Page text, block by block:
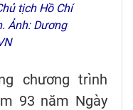
tịch Hồ Chí
Ảnh: Dương
chương trình
93 năm Ngày